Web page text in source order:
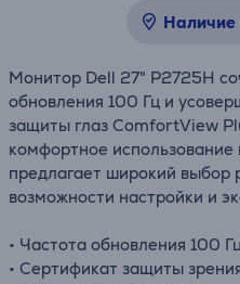
Наличие
Монитор Dell 27" P2725H
обновления 100 Гц и
защиты глаз ComfortView
комфортное использование
предлагает широкий выбор
возможности настройки и
• Частота обновления 100
• Сертификат защиты